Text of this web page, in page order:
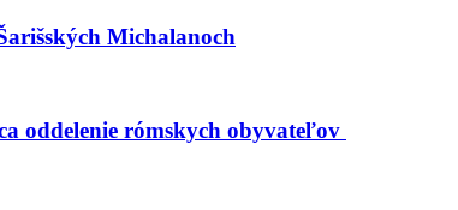
Michalanoch
oddelenie rómskych obyvateľov